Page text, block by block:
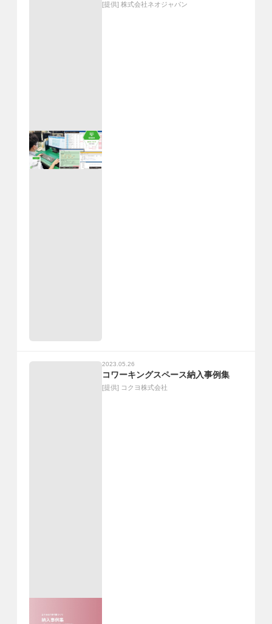
[提供] 株式会社ネオジャパン
2023.05.26
コワーキングスペース納入事例集
[提供] コクヨ株式会社